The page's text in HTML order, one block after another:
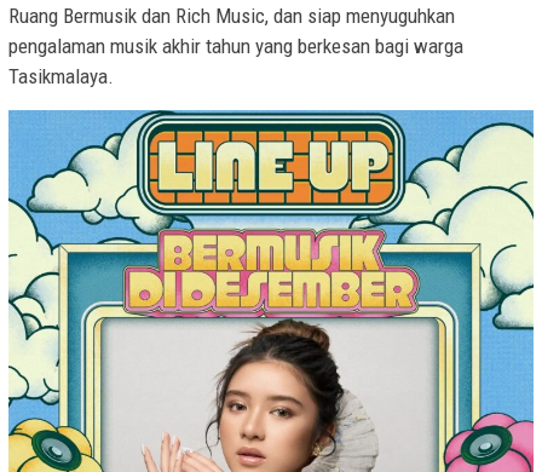
Ruang Bermusik dan Rich Music, dan siap menyuguhkan
pengalaman musik akhir tahun yang berkesan bagi warga
Tasikmalaya.